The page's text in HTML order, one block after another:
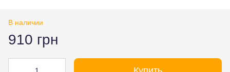
В наличии
910 грн